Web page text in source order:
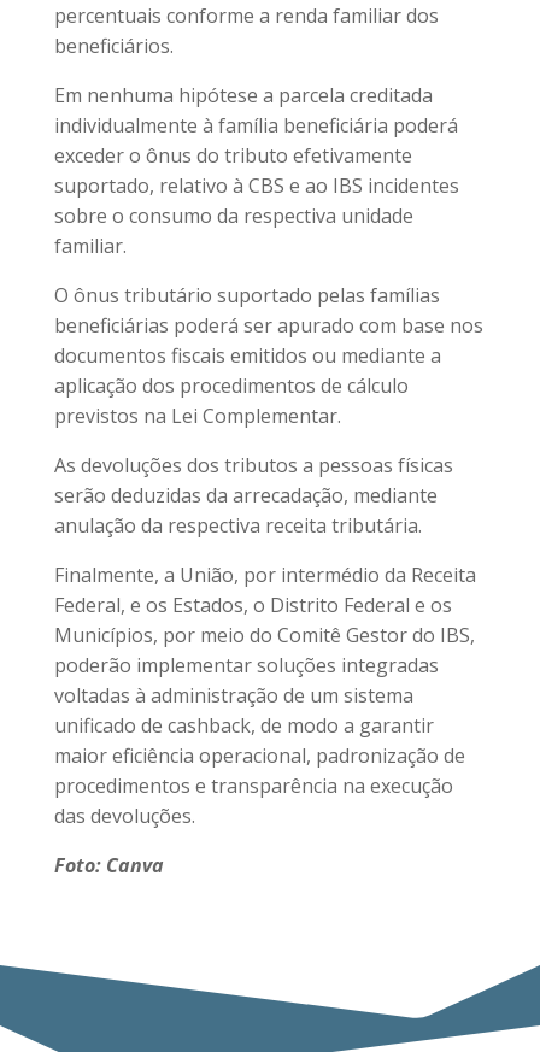
percentuais conforme a renda familiar dos
beneficiários.
Em nenhuma hipótese a parcela creditada
individualmente à família beneficiária poderá
exceder o ônus do tributo efetivamente
suportado, relativo à CBS e ao IBS incidentes
sobre o consumo da respectiva unidade
familiar.
O ônus tributário suportado pelas famílias
beneficiárias poderá ser apurado com base nos
documentos fiscais emitidos ou mediante a
aplicação dos procedimentos de cálculo
previstos na Lei Complementar.
As devoluções dos tributos a pessoas físicas
serão deduzidas da arrecadação, mediante
anulação da respectiva receita tributária.
Finalmente, a União, por intermédio da Receita
Federal, e os Estados, o Distrito Federal e os
Municípios, por meio do Comitê Gestor do IBS,
poderão implementar soluções integradas
voltadas à administração de um sistema
unificado de cashback, de modo a garantir
maior eficiência operacional, padronização de
procedimentos e transparência na execução
das devoluções.
Foto: Canva